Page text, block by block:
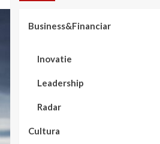
Business&Financiar
Inovatie
Leadership
Radar
Cultura